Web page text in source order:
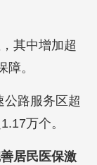
其中增加超
。
公路服务区超
万个。
居民医保激